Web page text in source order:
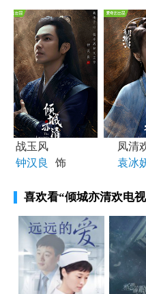
战玉风
钟汉良 饰
凤清
袁冰
喜欢看“倾城亦清欢电